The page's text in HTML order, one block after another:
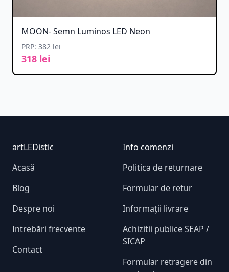
MOON- Semn Luminos LED Neon
PRP: 382 lei
318 lei
Footer
artLEDistic
Acasă
Blog
Despre noi
Intrebări frecvente
Contact
Info comenzi
Politica de returnare
Formular de retur
Informații livrare
Achizitii publice SEAP /
SICAP
Formular retragere din